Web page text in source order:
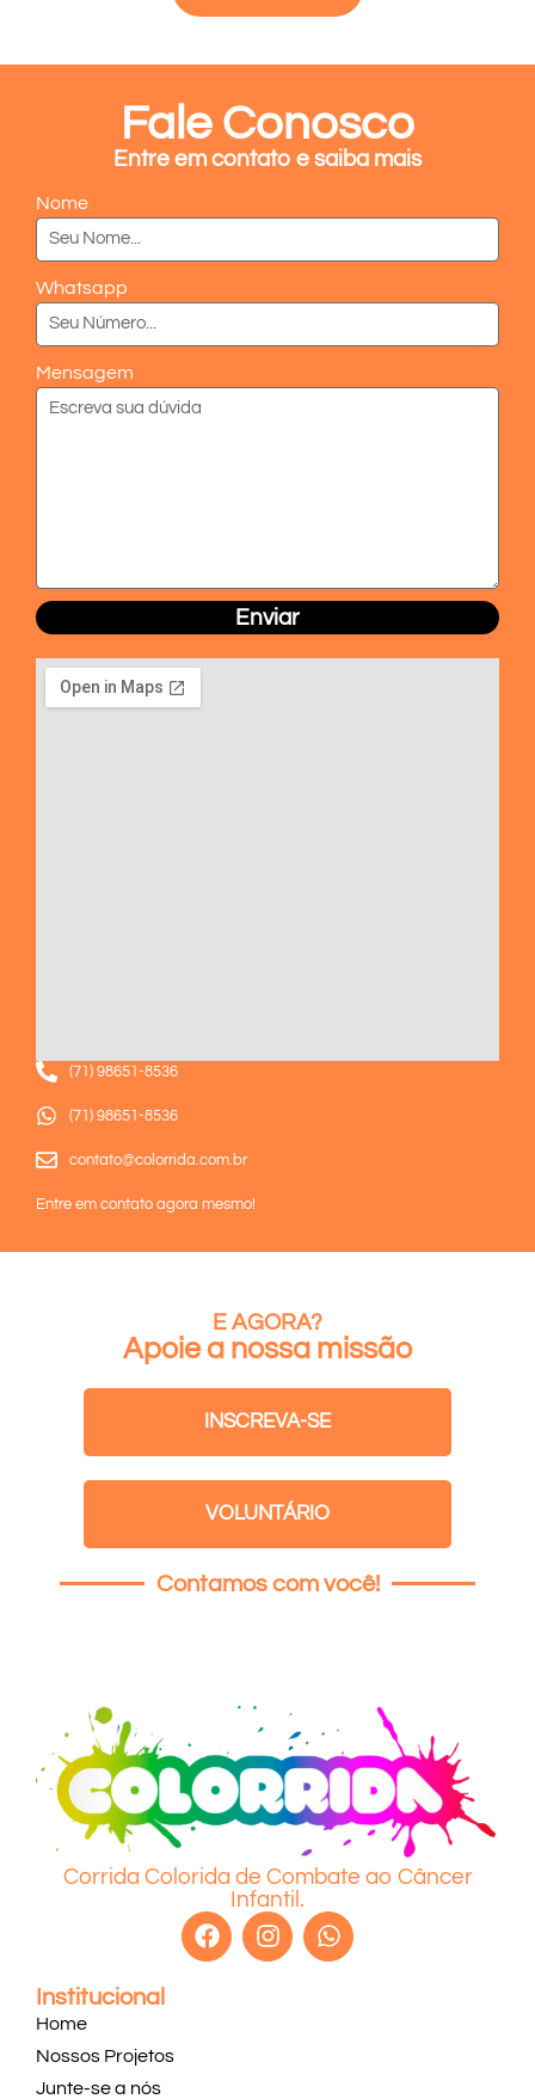
Fale Conosco
Entre em contato e saiba mais
Nome
Whatsapp
Mensagem
Enviar
(71) 98651-8536
(71) 98651-8536
contato@colorrida.com.br
Entre em contato agora mesmo!
E AGORA?
Apoie a nossa missão
INSCREVA-SE
VOLUNTÁRIO
Contamos com você!
Corrida Colorida de Combate ao Câncer
Infantil.
Institucional
Home
Nossos Projetos
Junte-se a nós